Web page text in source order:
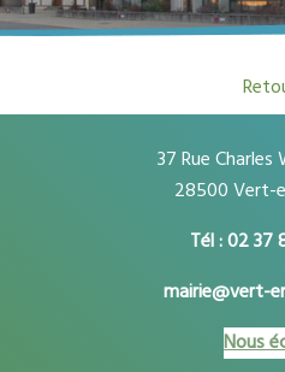
37 Rue
28500 Vert-
Tél : 02 37
mairie@vert-
Nous